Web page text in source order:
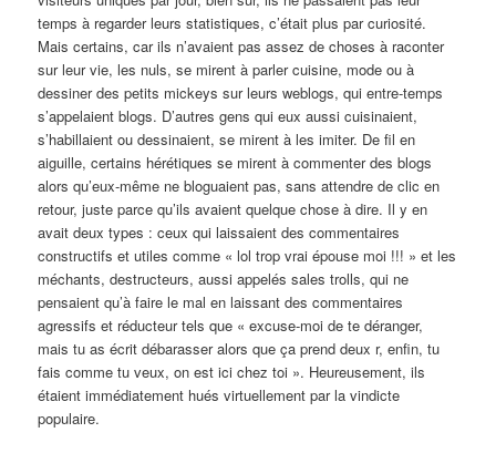
temps à regarder leurs statistiques, c’était plus par curiosité.
Mais certains, car ils n’avaient pas assez de choses à raconter
sur leur vie, les nuls, se mirent à parler cuisine, mode ou à
dessiner des petits mickeys sur leurs weblogs, qui entre-temps
s’appelaient blogs. D’autres gens qui eux aussi cuisinaient,
s’habillaient ou dessinaient, se mirent à les imiter. De fil en
aiguille, certains hérétiques se mirent à commenter des blogs
alors qu’eux-même ne bloguaient pas, sans attendre de clic en
retour, juste parce qu’ils avaient quelque chose à dire. Il y en
avait deux types : ceux qui laissaient des commentaires
constructifs et utiles comme « lol trop vrai épouse moi !!! » et les
méchants, destructeurs, aussi appelés sales trolls, qui ne
pensaient qu’à faire le mal en laissant des commentaires
agressifs et réducteur tels que « excuse-moi de te déranger,
mais tu as écrit débarasser alors que ça prend deux r, enfin, tu
fais comme tu veux, on est ici chez toi ». Heureusement, ils
étaient immédiatement hués virtuellement par la vindicte
populaire.